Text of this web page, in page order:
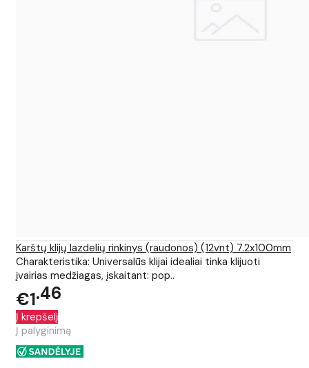
Karštų klijų lazdelių rinkinys (raudonos) (12vnt) 7.2x100mm
Charakteristika: Universalūs klijai idealiai tinka klijuoti
įvairias medžiagas, įskaitant: pop..
€1 46
Į krepšelį
Į palyginimą